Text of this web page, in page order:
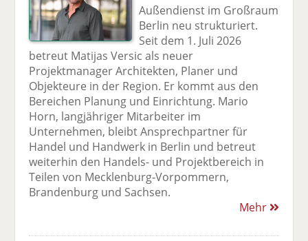
Außendienst im Großraum
Berlin neu strukturiert.
Seit dem 1. Juli 2026
betreut Matijas Versic als neuer
Projektmanager Architekten, Planer und
Objekteure in der Region. Er kommt aus den
Bereichen Planung und Einrichtung. Mario
Horn, langjähriger Mitarbeiter im
Unternehmen, bleibt Ansprechpartner für
Handel und Handwerk in Berlin und betreut
weiterhin den Handels- und Projektbereich in
Teilen von Mecklenburg-Vorpommern,
Brandenburg und Sachsen.
Mehr